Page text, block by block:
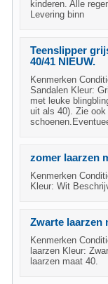
kinderen. Alle
Levering binn
Teenslipper
40/41 NIEUW.
Kenmerken
Sandalen Kleur:
met leuke
uit als 40). Zie
zomer laarzen
Kenmerken
Kleur: Wit
Zwarte laarzen
Kenmerken
laarzen Kleur:
laarzen maat 40.